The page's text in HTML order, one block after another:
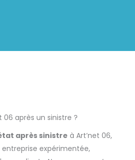
06 après un sinistre ?
après sinistre à Art’net 06,
entreprise expérimentée,